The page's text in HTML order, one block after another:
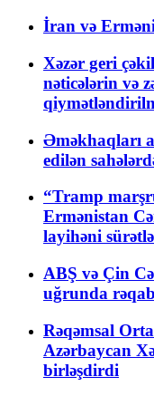
İran və
Xəzər geri
nəticələrin və
Əməkhaqları
edilən
“Tramp
Ermənistan
layihəni
ABŞ və Çin
uğrunda
Rəqəmsal
Azərbaycan
birləşdirdi